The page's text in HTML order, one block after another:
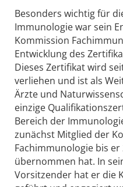
Besonders wichtig für
Immunologie war sein
Kommission
Entwicklung des
Dieses Zertifikat wird
verliehen und ist als
Ärzte und
einzige
Bereich der
zunächst Mitglied der
Fachimmunologie bis
übernommen hat. In
Vorsitzender hat er die